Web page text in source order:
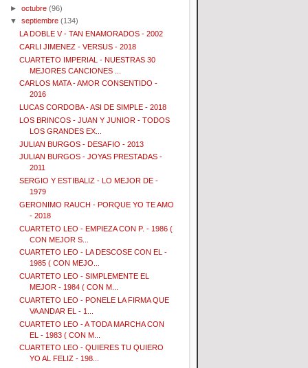
►octubre (96)
▼septiembre (134)
LA DOBLE V - TAN ENAMORADOS - 2002
CARLI JIMENEZ - VERSUS - 2018
CUARTETO IMPERIAL - NUESTRAS 30
MEJORES CANCIONES ...
CARLOS MATA - AMOR CONSENTIDO -
2016
LUCAS CORDOBA - ASI DE SIMPLE - 2018
LOS BRINCOS - JUAN Y JUNIOR - TODOS
LOS GRANDES EX...
JULIAN BURGOS - DESAFIO - 2013
JULIAN BURGOS - JOYAS PRESTADAS -
2011
SERGIO Y ESTIBALIZ - LO MEJOR DE -
1979
GERONIMO RAUCH - PORQUE YO TE AMO
- 2018
CUARTETO LEO - EMPIEZA CON P. - 1986 (
CON MEJOR S...
CUARTETO LEO - LA DESCOSE CON EL -
1985 ( CON MEJO...
CUARTETO LEO - SIMPLEMENTE EL
MEJOR - 1984 ( CON M...
CUARTETO LEO - PONELE LA FIRMA QUE
VA ANDAR EL - 1...
CUARTETO LEO - A TODA MARCHA CON
EL - 1983 ( CON M...
CUARTETO LEO - QUIERES TU QUIERO
YO AL FELIZ - 198...